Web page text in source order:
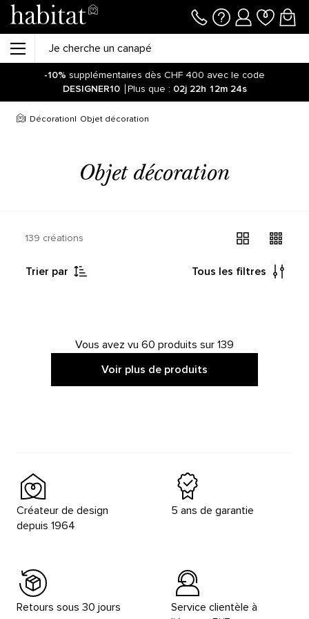
-10% supplémentaires dès CHF 400 avec le code
DESIGNER10
Plus que : 02j 22h 12m 24s
Décoration Objet décoration
Objet décoration
139 créations
Trier par Tous les filtres
Vous avez vu 60 produits sur 139
Voir plus de produits
Créateur de design
depuis 1964
5 ans de garantie
Retours sous 30 jours
Service clientèle à